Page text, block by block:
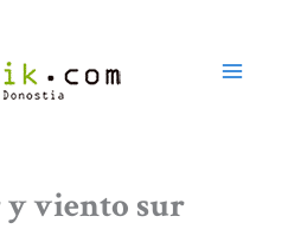
y viento sur